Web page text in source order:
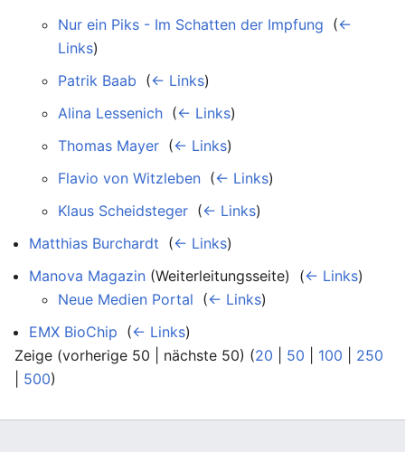
Nur ein Piks - Im Schatten der Impfung (←
Links)
Patrik Baab (← Links)
Alina Lessenich (← Links)
Thomas Mayer (← Links)
Flavio von Witzleben (← Links)
Klaus Scheidsteger (← Links)
Matthias Burchardt (← Links)
Manova Magazin (Weiterleitungsseite) ‎ (← Links)
Neue Medien Portal (← Links)
EMX BioChip (← Links)
Zeige (vorherige 50 | nächste 50) (20 50 100
250
500)